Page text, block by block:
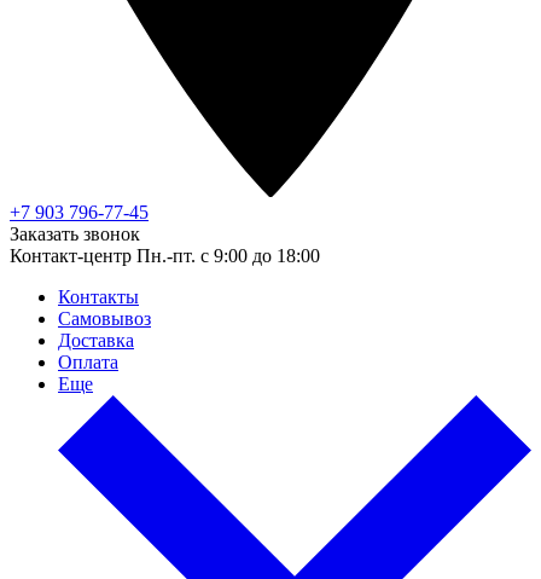
+7 903 796-77-45
Заказать звонок
Контакт-центр Пн.-пт. с 9:00 до 18:00
Контакты
Самовывоз
Доставка
Оплата
Еще